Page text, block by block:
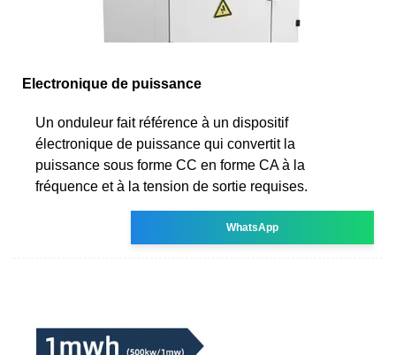
Electronique de puissance
Un onduleur fait référence à un dispositif
électronique de puissance qui convertit la
puissance sous forme CC en forme CA à la
fréquence et à la tension de sortie requises.
WhatsApp